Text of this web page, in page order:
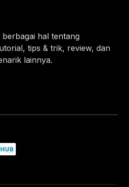
hal tentang
tips & trik, review, dan
lainnya.